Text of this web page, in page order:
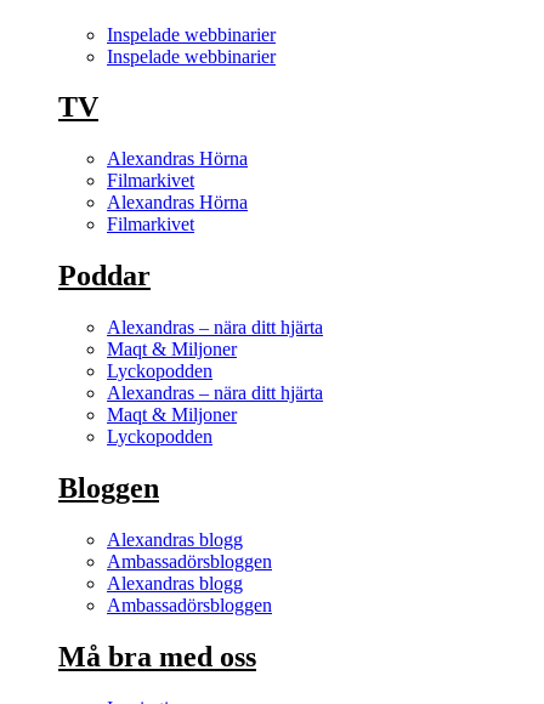
Inspelade webbinarier
Inspelade webbinarier
TV
Alexandras Hörna
Filmarkivet
Alexandras Hörna
Filmarkivet
Poddar
Alexandras – nära ditt hjärta
Maqt & Miljoner
Lyckopodden
Alexandras – nära ditt hjärta
Maqt & Miljoner
Lyckopodden
Bloggen
Alexandras blogg
Ambassadörsbloggen
Alexandras blogg
Ambassadörsbloggen
Må bra med oss